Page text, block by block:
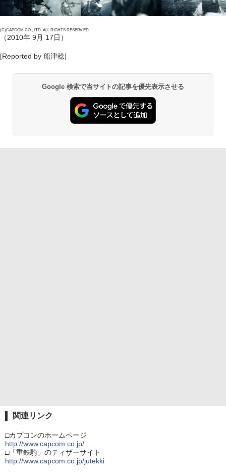
(C)CAPCOM CO., LTD. ALL RIGHTS RESERV ED.
（2010年 9月 17日）
[Reported by 船津稔]
Google 検索で当サイトの記事を優先表示させる
関連リンク
□カプコンのホームページ
http://www.capcom.co.jp/
□「重鉄騎」のティザーサイト
http://www.capcom.co.jp/jutekki